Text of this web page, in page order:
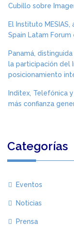
Cubillo sobre
El Instituto
Spain Latam Forum
Panamá,
la participación del
posicionamiento
Inditex, Telefónica
más confianza
Categorías
Eventos
Noticias
Prensa